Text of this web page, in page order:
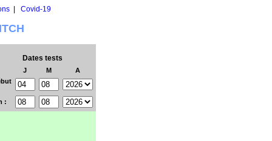
| Covid-19
Dates tests
J M
A
: